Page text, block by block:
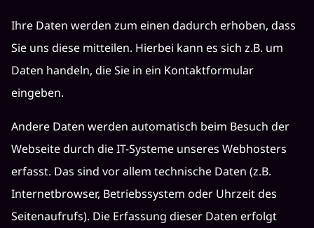
Ihre Daten werden zum einen dadurch erhoben, dass
Sie uns diese mitteilen. Hierbei kann es sich z.B. um
Daten handeln, die Sie in ein Kontaktformular
eingeben.
Andere Daten werden automatisch beim Besuch der
Webseite durch die IT-Systeme unseres Webhosters
erfasst. Das sind vor allem technische Daten (z.B.
Internetbrowser, Betriebssystem oder Uhrzeit des
Seitenaufrufs). Die Erfassung dieser Daten erfolgt